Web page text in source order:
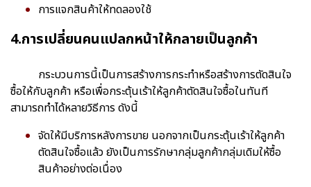
การแจกสินค้าให้ทดลองใช้
4.การเปลี่ยนคนแปลกหน้าให้กลายเป็นลูกค้า
กระบวนการนี้เป็นการสร้างการกระทำหรือสร้างการตัดสินใจ
ซื้อให้กับลูกค้า หรือเพื่อกระตุ้นเร้าให้ลูกค้าตัดสินใจซื้อในทันที
สามารถทำได้หลายวิธีการ ดังนี้
จัดให้มีบริการหลังการขาย นอกจากเป็นกระตุ้นเร้าให้ลูกค้า
ตัดสินใจซื้อแล้ว ยังเป็นการรักษากลุ่มลูกค้ากลุ่มเดิมให้ซื้อ
สินค้าอย่างต่อเนื่อง